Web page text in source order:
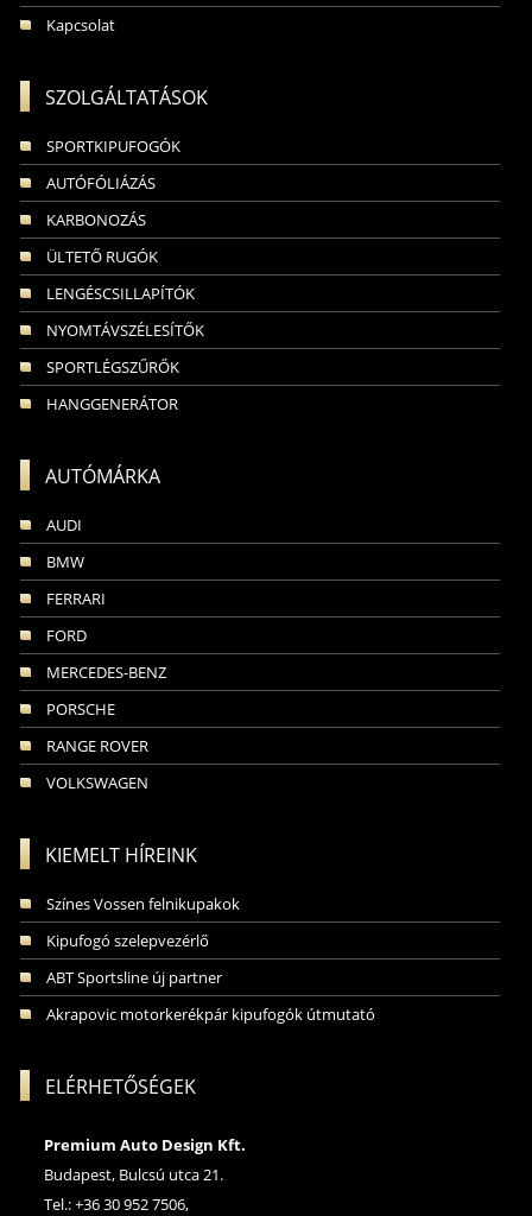
Kapcsolat
SZOLGÁLTATÁSOK
SPORTKIPUFOGÓK
AUTÓFÓLIÁZÁS
KARBONOZÁS
ÜLTETŐ RUGÓK
LENGÉSCSILLAPÍTÓK
NYOMTÁVSZÉLESÍTŐK
SPORTLÉGSZŰRŐK
HANGGENERÁTOR
AUTÓMÁRKA
AUDI
BMW
FERRARI
FORD
MERCEDES-BENZ
PORSCHE
RANGE ROVER
VOLKSWAGEN
KIEMELT HÍREINK
Színes Vossen felnikupakok
Kipufogó szelepvezérlő
ABT Sportsline új partner
Akrapovic motorkerékpár kipufogók útmutató
ELÉRHETŐSÉGEK
Premium Auto Design Kft.
Budapest, Bulcsú utca 21.
Tel.: +36 30 952 7506,